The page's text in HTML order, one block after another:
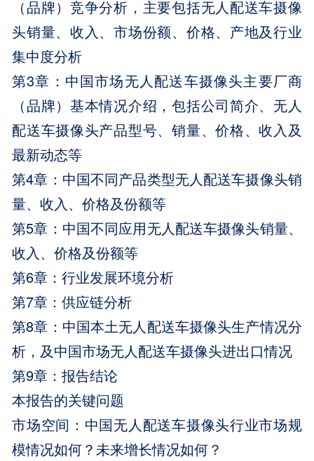
（品牌）竞争分析，主要包括无人配送车摄像
头销量、收入、市场份额、价格、产地及行业
集中度分析
第3章：中国市场无人配送车摄像头主要厂商
（品牌）基本情况介绍，包括公司简介、无人
配送车摄像头产品型号、销量、价格、收入及
最新动态等
第4章：中国不同产品类型无人配送车摄像头销
量、收入、价格及份额等
第5章：中国不同应用无人配送车摄像头销量、
收入、价格及份额等
第6章：行业发展环境分析
第7章：供应链分析
第8章：中国本土无人配送车摄像头生产情况分
析，及中国市场无人配送车摄像头进出口情况
第9章：报告结论
本报告的关键问题
市场空间：中国无人配送车摄像头行业市场规
模情况如何？未来增长情况如何？